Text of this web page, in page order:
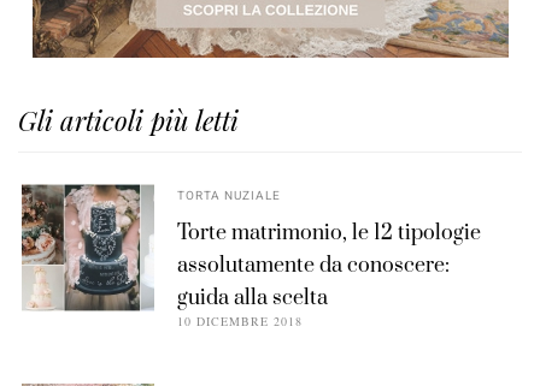
Gli articoli più letti
TORTA NUZIALE
Torte matrimonio, le 12 tipologie
assolutamente da conoscere:
guida alla scelta
10 DICEMBRE 2018